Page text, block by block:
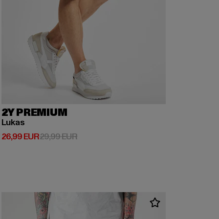
2Y PREMIUM
Lukas
26,99 EUR
Derzeitiger Preis: 26,99 EUR
29,99 EURAktionspreis: 29,99 EUR